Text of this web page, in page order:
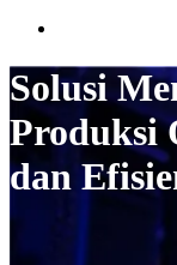
Solusi
Produksi
dan